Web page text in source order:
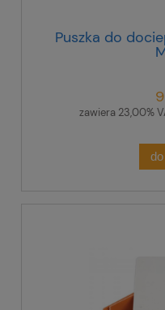
Puszka do
zawiera 23,00%